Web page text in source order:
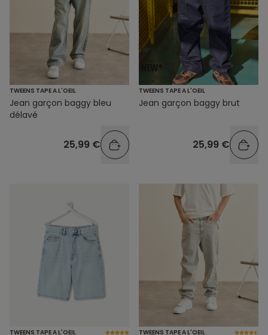
TWEENS TAPE A L'OEIL
Jean garçon baggy bleu
délavé
25,99 €
TWEENS TAPE A L'OEIL
Jean garçon baggy brut
25,99 €
TWEENS TAPE A L'OEIL TWEENS TAPE A L'OEIL